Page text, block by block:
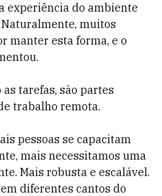
experiência do ambiente
muitos
manter esta forma, e o
tarefas, são partes
trabalho remota.
pessoas se capacitam
mais necessitamos uma
Mais robusta e escalável.
diferentes cantos do